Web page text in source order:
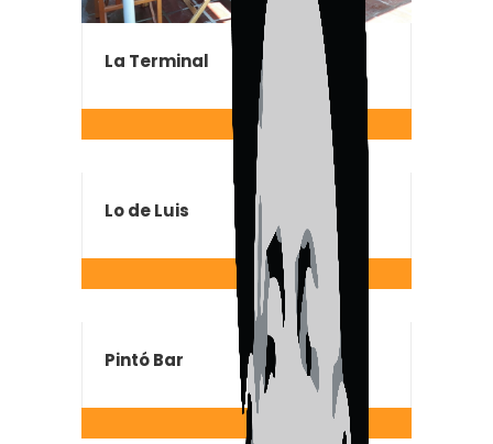
La Terminal
Lo de Luis
Pintó Bar